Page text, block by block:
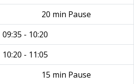
20 min Pause
09:35 - 10:20
10:20 - 11:05
15 min Pause